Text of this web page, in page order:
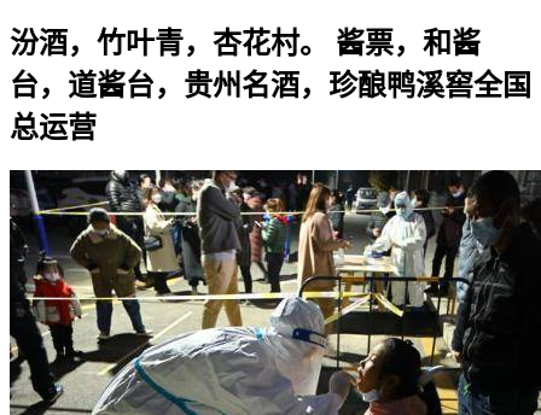
汾酒，竹叶青，杏花村。 酱票，和酱
台，道酱台，贵州名酒，珍酿鸭溪窖全国
总运营